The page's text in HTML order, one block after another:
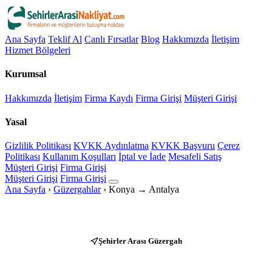
Ana Sayfa Teklif Al Canlı Fırsatlar Blog Hakkımızda İletişim
Hizmet Bölgeleri
Kurumsal
Hakkımızda İletişim Firma Kaydı Firma Girişi Müşteri Girişi
Yasal
Gizlilik Politikası KVKK Aydınlatma KVKK Başvuru Çerez
Politikası Kullanım Koşulları İptal ve İade Mesafeli Satış
Müşteri Girişi Firma Girişi
Müşteri Girişi Firma Girişi
Ana Sayfa › Güzergahlar › Konya → Antalya
Şehirler Arası Güzergah